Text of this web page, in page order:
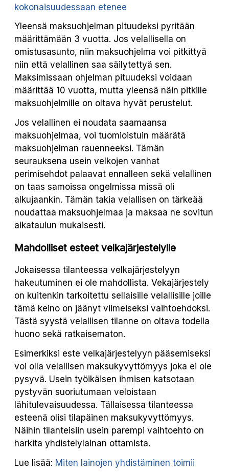
kokonaisuudessaan etenee
Yleensä maksuohjelman pituudeksi pyritään
määrittämään 3 vuotta. Jos velallisella on
omistusasunto, niin maksuohjelma voi pitkittyä
niin että velallinen saa säilytettyä sen.
Maksimissaan ohjelman pituudeksi voidaan
määrittää 10 vuotta, mutta yleensä näin pitkille
maksuohjelmille on oltava hyvät perustelut.
Jos velallinen ei noudata saamaansa
maksuohjelmaa, voi tuomioistuin määrätä
maksuohjelman rauenneeksi. Tämän
seurauksena usein velkojen vanhat
perimisehdot palaavat ennalleen sekä velallinen
on taas samoissa ongelmissa missä oli
alkujaankin. Tämän takia velallisen on tärkeää
noudattaa maksuohjelmaa ja maksaa ne sovitun
aikataulun mukaisesti.
Mahdolliset esteet velkajärjestelylle
Jokaisessa tilanteessa velkajärjestelyyn
hakeutuminen ei ole mahdollista. Vekajärjestely
on kuitenkin tarkoitettu sellaisille velallisille joille
tämä keino on jäänyt viimeiseksi vaihtoehdoksi.
Tästä syystä velallisen tilanne on oltava todella
huono sekä ratkaisematon.
Esimerkiksi este velkajärjestelyyn pääsemiseksi
voi olla velallisen maksukyvyttömyys joka ei ole
pysyvä. Usein työikäisen ihmisen katsotaan
pystyvän suoriutumaan veloistaan
lähitulevaisuudessa. Tällaisessa tilanteessa
esteenä olisi tilapäinen maksukyvyttömyys.
Näihin tilanteisiin usein parempi vaihtoehto on
harkita yhdistelylainan ottamista.
Lue lisää: Miten lainojen yhdistäminen toimii